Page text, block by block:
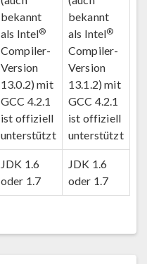
bekannt
als Intel®
Compiler-
Version
13.0.2) mit
GCC 4.2.1
ist offiziell
unterstützt
bekannt
als Intel®
Compiler-
Version
13.1.2) mit
GCC 4.2.1
ist offiziell
unterstützt
JDK 1.6
oder 1.7
JDK 1.6
oder 1.7